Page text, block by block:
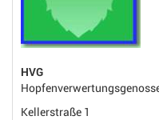
HVG
Kellerstraße 1